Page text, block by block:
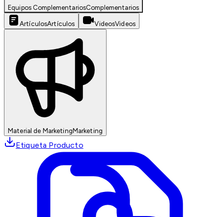
Equipos ComplementariosComplementarios
ArtículosArtículos VideosVideos
Material de MarketingMarketing
Etiqueta Producto